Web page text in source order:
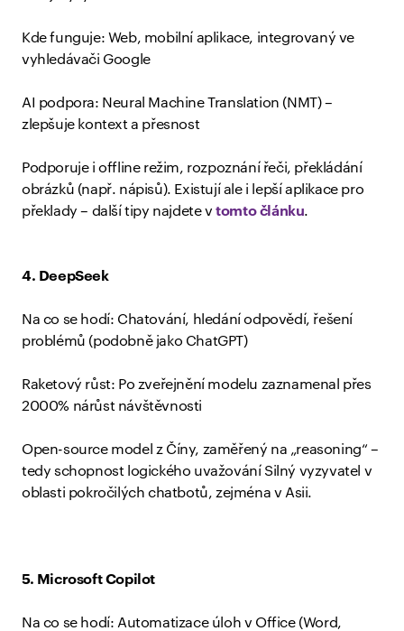
Kde funguje: Web, mobilní aplikace, integrovaný ve
vyhledávači Google
AI podpora: Neural Machine Translation (NMT) –
zlepšuje kontext a přesnost
Podporuje i offline režim, rozpoznání řeči, překládání
obrázků (např. nápisů). Existují ale i lepší aplikace pro
překlady – další tipy najdete vtomto článku.
4. DeepSeek
Na co se hodí: Chatování, hledání odpovědí, řešení
problémů (podobně jako ChatGPT)
Raketový růst: Po zveřejnění modelu zaznamenal přes
2000% nárůst návštěvnosti
Open-source model z Číny, zaměřený na „reasoning“ –
tedy schopnost logického uvažování Silný vyzyvatel v
oblasti pokročilých chatbotů, zejména v Asii.
5. Microsoft Copilot
Na co se hodí: Automatizace úloh v Office (Word,